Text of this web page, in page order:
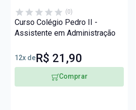
(0)
Curso Colégio Pedro II -
Assistente em Administração
12x deR$ 21,90
Comprar